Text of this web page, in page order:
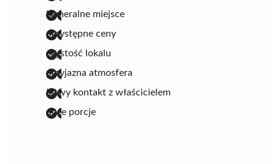
kameralne miejsce
przystępne ceny
czystość lokalu
przyjazna atmosfera
łatwy kontakt z właścicielem
duże porcje